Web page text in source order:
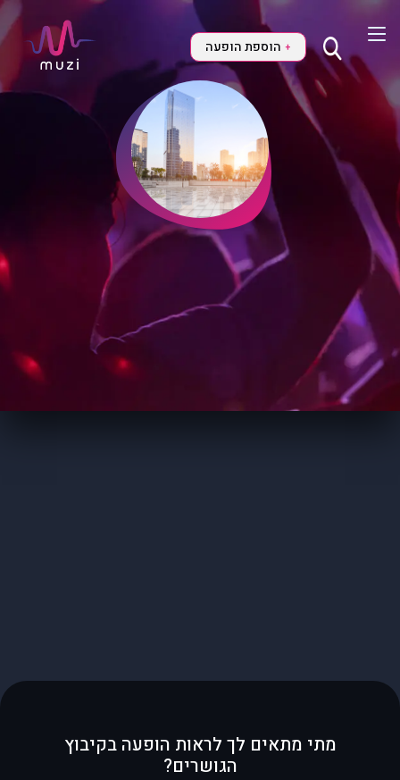
+ הוספת הופעה
מתי מתאים לך לראות הופעה בקיבוץ
הגושרים?